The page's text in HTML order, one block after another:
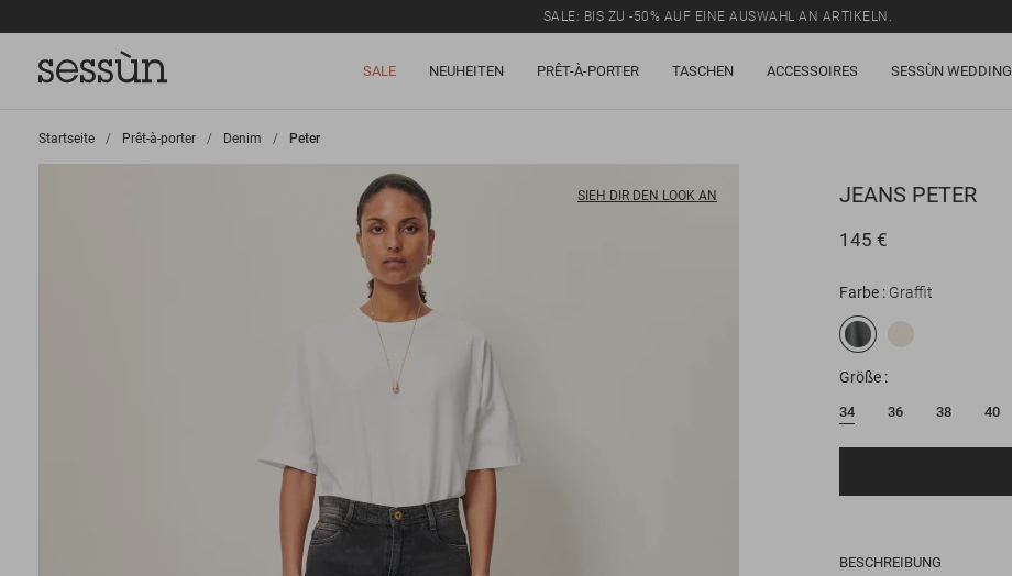
SALE: BIS ZU -50% AUF EINE AUSWAHL AN ARTIKELN.
SALE NEUHEITEN PRÊT-À-PORTER TASCHEN ACCESSOIRES SESSÙN WEDDING
Startseite >
Prêt-à-porter >
Denim >
Peter
SIEH DIR DEN LOOK AN JEANS PETER
145 €
Farbe Graffit
Größe
34 36 38 40
BESCHREIBUNG